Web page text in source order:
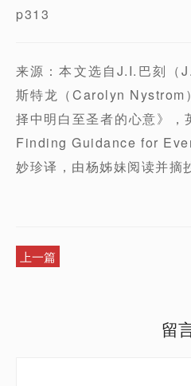
p313
来源：本文选自J.I.巴刻（
斯特龙（Carolyn
择中明白至圣者的心意》，
Finding Guidance for
妙珍译，由杨姊妹阅读并摘
上一篇
留